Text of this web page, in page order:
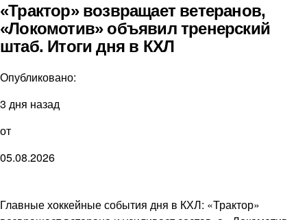
«Трактор» возвращает ветеранов,
«Локомотив» объявил тренерский
штаб. Итоги дня в КХЛ
Опубликовано:
3 дня назад
от
05.08.2026
Главные хоккейные события дня в КХЛ: «Трактор»